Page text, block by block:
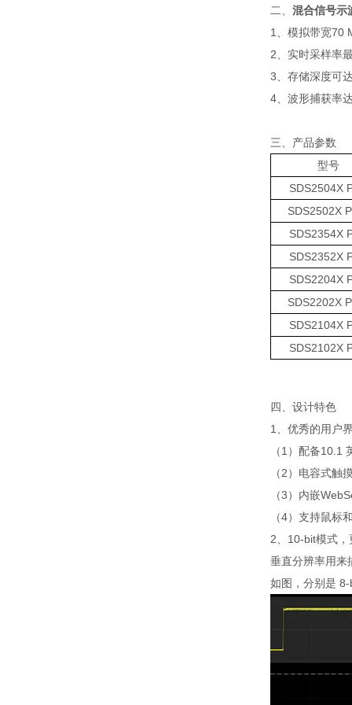
二、 混合信号示
1、模拟带宽70
2、实时采样率
3、存储深度可
4、波形捕获率
三、产品参数
型号
SDS2504X
SDS2502X
SDS2354X
SDS2352X
SDS2204X
SDS2202X
SDS2104X
SDS2102X
四、设计特色
1、优秀的用户
（1）配备10.1
（2）电容式触
（3）内嵌
（4）支持鼠标
2、10-bit模式
垂直分辨率用来
如图，分别是